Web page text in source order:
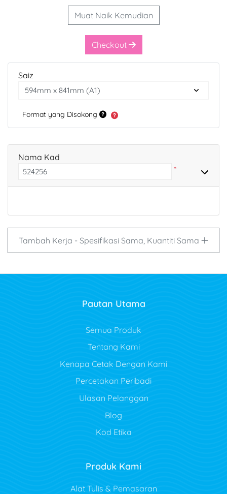
Muat Naik Kemudian
Checkout
Saiz
Format yang Disokong
Nama Kad
*
Tambah Kerja - Spesifikasi Sama, Kuantiti Sama
Pautan Utama
Semua Produk
Tentang Kami
Kenapa Cetak Dengan Kami
Percetakan Peribadi
Ulasan Pelanggan
Blog
Kod Etika
Produk Kami
Alat Tulis & Pemasaran